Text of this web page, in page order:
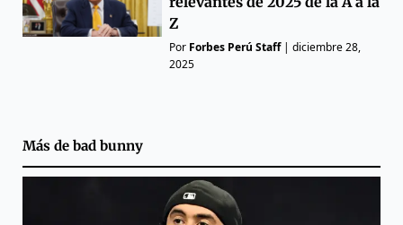
Z
Por Forbes Perú Staff|diciembre 28,
2025
Más de bad bunny